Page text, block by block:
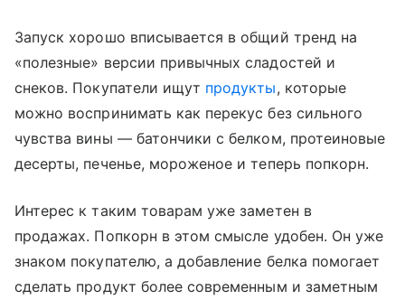
Запуск хорошо вписывается в общий тренд на
«полезные» версии привычных сладостей и
снеков. Покупатели ищут продукты, которые
можно воспринимать как перекус без сильного
чувства вины — батончики с белком, протеиновые
десерты, печенье, мороженое и теперь попкорн.
Интерес к таким товарам уже заметен в
продажах. Попкорн в этом смысле удобен. Он уже
знаком покупателю, а добавление белка помогает
сделать продукт более современным и заметным